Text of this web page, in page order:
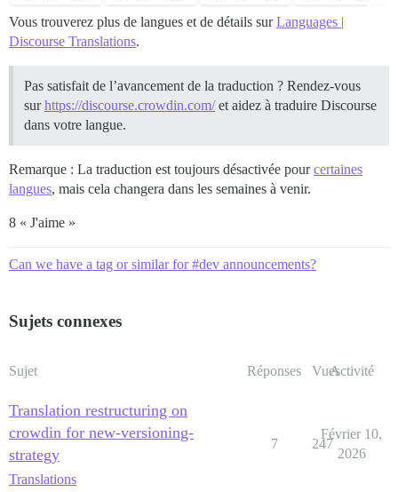
Vous trouverez plus de langues et de détails surLanguages |
Discourse Translations.
Pas satisfait de l’avancement de la traduction ? Rendez-vous
surhttps://discourse.crowdin.com/et aidez à traduire Discourse
dans votre langue.
Remarque : La traduction est toujours désactivée pourcertaines
langues, mais cela changera dans les semaines à venir.
8 « J'aime »
Can we have a tag or similar for #dev announcements?
Sujets connexes
Sujet Réponses VuesActivité
Translation restructuring on
crowdin for new-versioning-
strategy
Translations
7 247
Février 10,
2026